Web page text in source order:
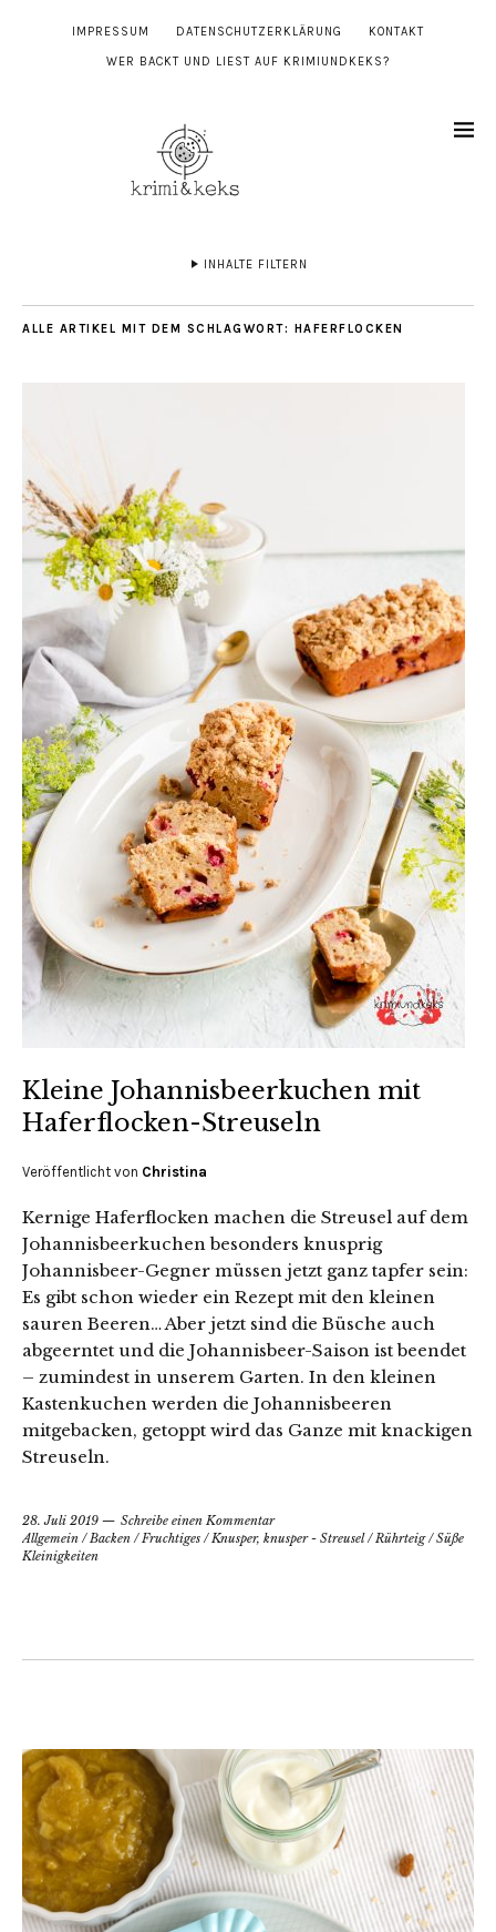
IMPRESSUM DATENSCHUTZERKLÄRUNG KONTAKT
WER BACKT UND LIEST AUF KRIMIUNDKEKS?
INHALTE FILTERN
ALLE ARTIKEL MIT DEM SCHLAGWORT: HAFERFLOCKEN
Kleine Johannisbeerkuchen mit
Haferflocken-Streuseln
Veröffentlicht von Christina
Kernige Haferflocken machen die Streusel auf dem
Johannisbeerkuchen besonders knusprig
Johannisbeer-Gegner müssen jetzt ganz tapfer sein:
Es gibt schon wieder ein Rezept mit den kleinen
sauren Beeren… Aber jetzt sind die Büsche auch
abgeerntet und die Johannisbeer-Saison ist beendet
– zumindest in unserem Garten. In den kleinen
Kastenkuchen werden die Johannisbeeren
mitgebacken, getoppt wird das Ganze mit knackigen
Streuseln.
28. Juli 2019
Schreibe einen Kommentar
Allgemein /Backen /Fruchtiges /Knusper, knusper - Streusel/Rührteig/Süße
Kleinigkeiten